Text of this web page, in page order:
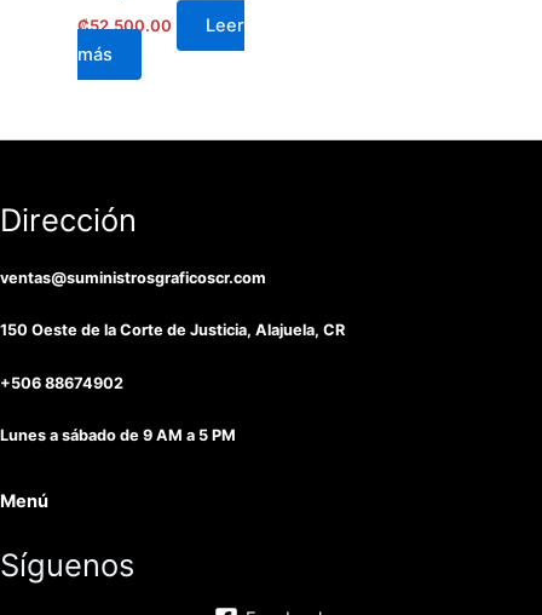
₡52,500.00
Leer
más
Dirección
ventas@suministrosgraficoscr.com
150 Oeste de la Corte de Justicia, Alajuela, CR
+506 88674902
Lunes a sábado de 9 AM a 5 PM
Menú
Síguenos